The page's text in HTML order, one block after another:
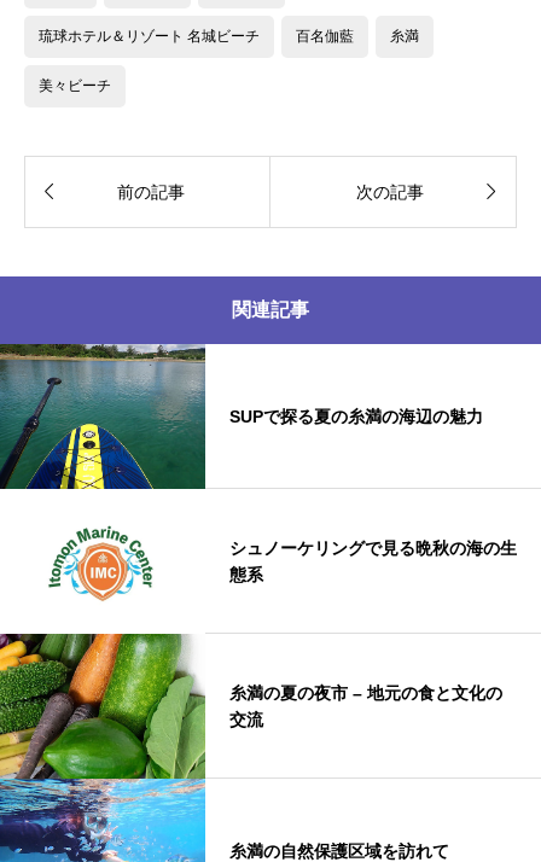
琉球ホテル＆リゾート 名城ビーチ 百名伽藍 糸満
美々ビーチ
 前の記事 次の記事 
関連記事
SUPで探る夏の糸満の海辺の魅力
シュノーケリングで見る晩秋の海の生
態系
糸満の夏の夜市 – 地元の食と文化の
交流
糸満の自然保護区域を訪れて